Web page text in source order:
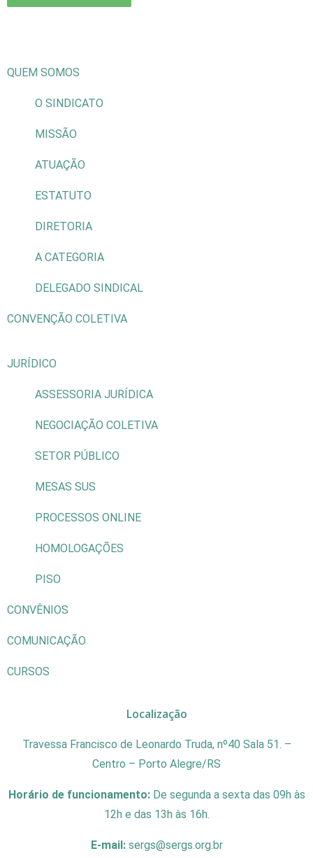
QUEM SOMOS
O SINDICATO
MISSÃO
ATUAÇÃO
ESTATUTO
DIRETORIA
A CATEGORIA
DELEGADO SINDICAL
CONVENÇÃO COLETIVA
JURÍDICO
ASSESSORIA JURÍDICA
NEGOCIAÇÃO COLETIVA
SETOR PÚBLICO
MESAS SUS
PROCESSOS ONLINE
HOMOLOGAÇÕES
PISO
CONVÊNIOS
COMUNICAÇÃO
CURSOS
Localização
Travessa Francisco de Leonardo Truda, nº40 Sala 51. –
Centro – Porto Alegre/RS
Horário de funcionamento: De segunda a sexta das 09h às
12h e das 13h às 16h.
E-mail: sergs@sergs.org.br